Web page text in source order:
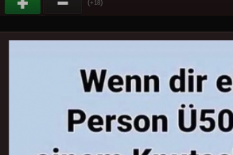
(+18)